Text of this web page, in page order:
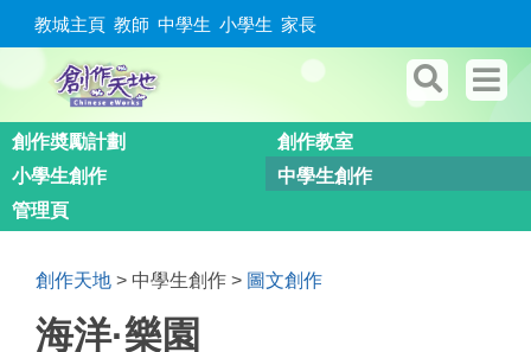
教城主頁 教師 中學生 小學生 家長
創作奬勵計劃
創作教室
小學生創作
中學生創作
管理頁
創作天地 > 中學生創作 > 圖文創作
海洋·樂園